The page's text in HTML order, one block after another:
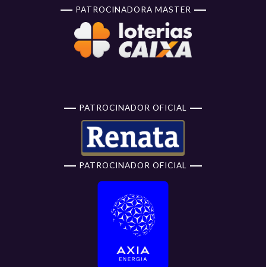
PATROCINADORA MASTER
PATROCINADOR OFICIAL
PATROCINADOR OFICIAL